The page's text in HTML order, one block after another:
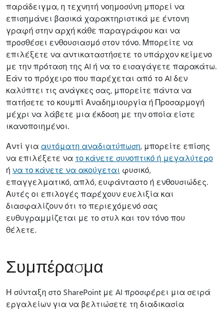
παράδειγμα, η τεχνητή νοημοσύνη μπορεί να
επισημάνει βασικά χαρακτηριστικά με έντονη
γραφή στην αρχή κάθε παραγράφου και να
προσθέσει ενθουσιασμό στον τόνο. Μπορείτε να
επιλέξετε να αντικαταστήσετε το υπάρχον κείμενο
με την πρόταση της AI ή να το εισαγάγετε παρακάτω.
Εάν το πρόχειρο που παρέχεται από το AI δεν
καλύπτει τις ανάγκες σας, μπορείτε πάντα να
πατήσετε το κουμπί Αναδημιουργία ή Προσαρμογή
μέχρι να λάβετε μια έκδοση με την οποία είστε
ικανοποιημένοι.
Αντί για αυτόματη αναδιατύπωση, μπορείτε επίσης
να επιλέξετε να το κάνετε συνοπτικό ή μεγαλύτερο
ή να το κάνετε να ακούγεται φυσικό,
επαγγελματικό, απλό, ευφάνταστο ή ενθουσιώδες.
Αυτές οι επιλογές παρέχουν ευελιξία και
διασφαλίζουν ότι το περιεχόμενό σας
ευθυγραμμίζεται με το στυλ και τον τόνο που
θέλετε.
Συμπέρασμα
Η σύνταξη στο SharePoint με AI προσφέρει μια σειρά
εργαλείων για να βελτιώσετε τη διαδικασία